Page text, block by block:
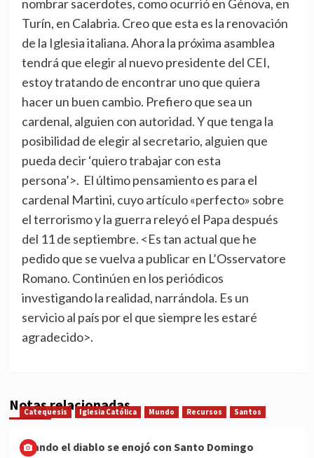
nombrar sacerdotes, como ocurrió en Génova, en
Turín, en Calabria. Creo que esta es la renovación
de la Iglesia italiana. Ahora la próxima asamblea
tendrá que elegir al nuevo presidente del CEI,
estoy tratando de encontrar uno que quiera
hacer un buen cambio. Prefiero que sea un
cardenal, alguien con autoridad. Y que tenga la
posibilidad de elegir al secretario, alguien que
pueda decir ‘quiero trabajar con esta
persona’>. El último pensamiento es para el
cardenal Martini, cuyo artículo «perfecto» sobre
el terrorismo y la guerra releyó el Papa después
del 11 de septiembre. <Es tan actual que he
pedido que se vuelva a publicar en L’Osservatore
Romano. Continúen en los periódicos
investigando la realidad, narrándola. Es un
servicio al país por el que siempre les estaré
agradecido>.
Notas relacionadas
Catequesis Iglesia Católica Mundo Recursos Santos
Cuando el diablo se enojó con Santo Domingo